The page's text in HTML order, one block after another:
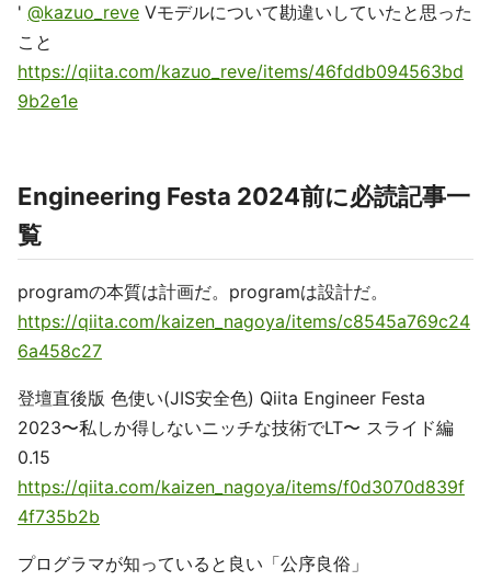
' @kazuo_reve Vモデルについて勘違いしていたと思った
こと
https://qiita.com/kazuo_reve/items/46fddb094563bd
9b2e1e
Engineering Festa 2024前に必読記事一
覧
programの本質は計画だ。programは設計だ。
https://qiita.com/kaizen_nagoya/items/c8545a769c24
6a458c27
登壇直後版 色使い(JIS安全色) Qiita Engineer Festa
2023〜私しか得しないニッチな技術でLT〜 スライド編
0.15
https://qiita.com/kaizen_nagoya/items/f0d3070d839f
4f735b2b
プログラマが知っていると良い「公序良俗」